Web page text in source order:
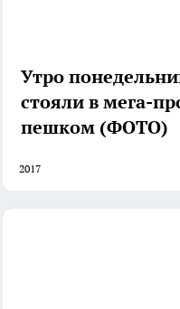
Утро
стояли в мега-
пешком (ФОТО)
2017